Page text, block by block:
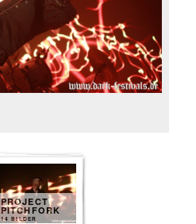
PROJECT
PITCHFORK
14 BILDER